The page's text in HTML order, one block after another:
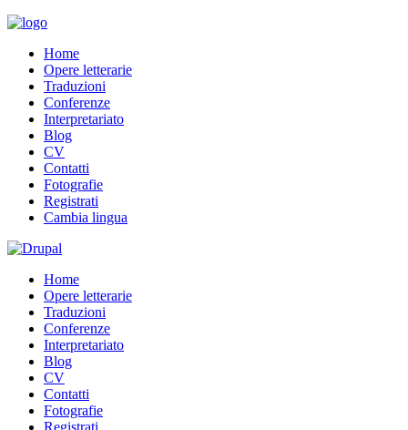
Home
Opere letterarie
Traduzioni
Conferenze
Interpretariato
Blog
CV
Contatti
Fotografie
Registrati
Cambia lingua
Home
Opere letterarie
Traduzioni
Conferenze
Interpretariato
Blog
CV
Contatti
Fotografie
Registrati